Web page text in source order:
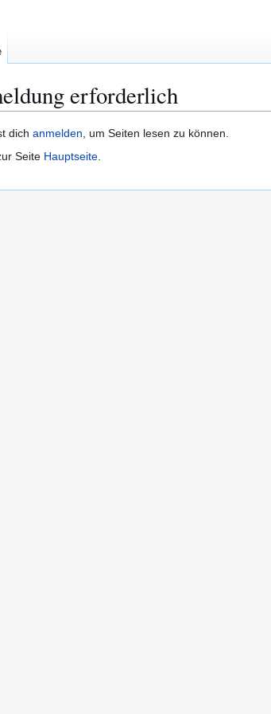
erforderlich
dich anmelden, um Seiten lesen zu können.
Seite Hauptseite.